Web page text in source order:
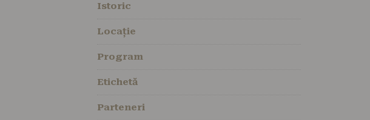
Istoric
Locație
Program
Etichetă
Parteneri